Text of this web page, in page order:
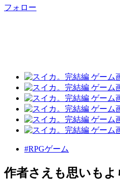
フォロー
#RPGゲーム
作者さえも思いも